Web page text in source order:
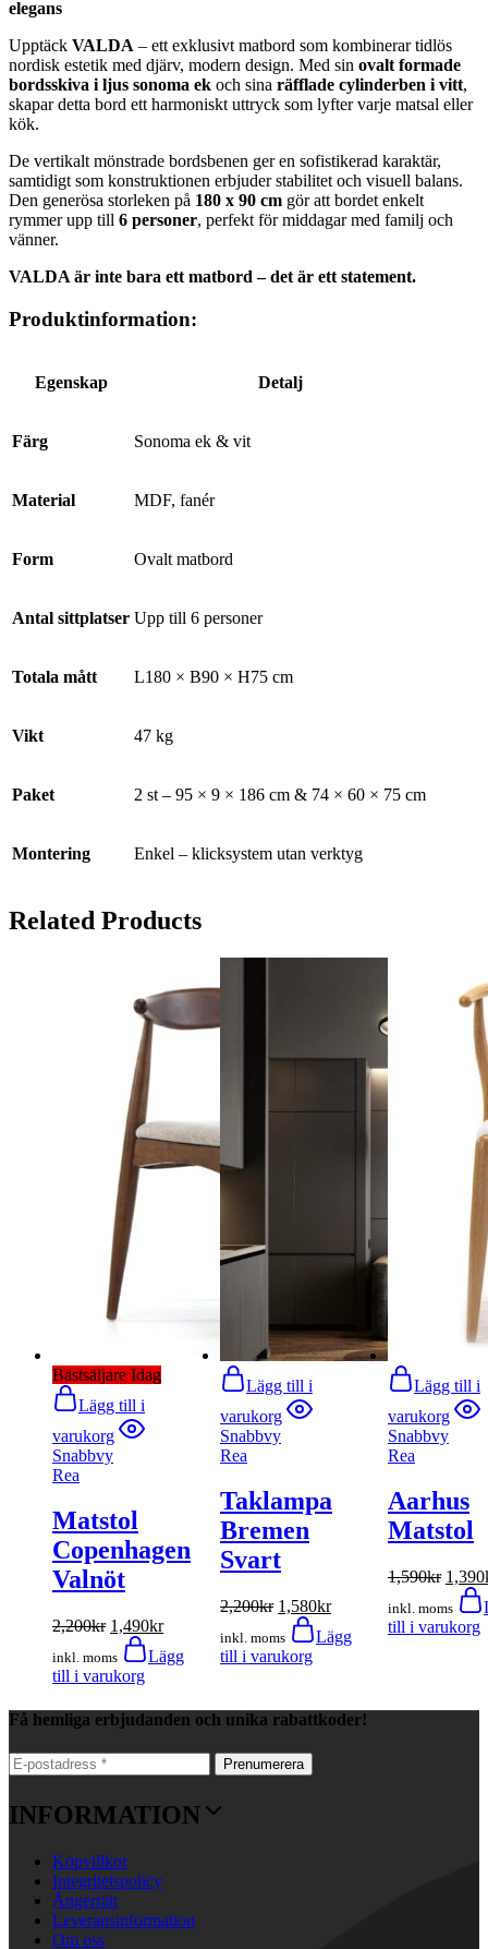
elegans
Upptäck VALDA – ett exklusivt matbord som kombinerar tidlös
nordisk estetik med djärv, modern design. Med sin ovalt formade
bordsskiva i ljus sonoma ek och sina räfflade cylinderben i vitt,
skapar detta bord ett harmoniskt uttryck som lyfter varje matsal eller
kök.
De vertikalt mönstrade bordsbenen ger en sofistikerad karaktär,
samtidigt som konstruktionen erbjuder stabilitet och visuell balans.
Den generösa storleken på 180 x 90 cm gör att bordet enkelt
rymmer upp till 6 personer, perfekt för middagar med familj och
vänner.
VALDA är inte bara ett matbord – det är ett statement.
Produktinformation:
Egenskap Detalj
Färg Sonoma ek & vit
Material MDF, fanér
Form Ovalt matbord
Antal sittplatser Upp till 6 personer
Totala mått L180 × B90 × H75 cm
Vikt 47 kg
Paket 2 st – 95 × 9 × 186 cm & 74 × 60 × 75 cm
Montering Enkel – klicksystem utan verktyg
Related Products
Bästsäljare Idag
Lägg till i
varukorg
Snabbvy
Rea
Matstol
Copenhagen
Valnöt
2,200kr 1,490kr
inkl. moms
Lägg
till i varukorg
Lägg till i
varukorg
Snabbvy
Rea
Taklampa
Bremen
Svart
2,200kr 1,580kr
inkl. moms
Lägg
till i varukorg
Lägg till i
varukorg
Snabbvy
Rea
Aarhus
Matstol
1,590kr 1,390
inkl. moms
till i varukorg
Få hemliga erbjudanden och unika rabattkoder!
INFORMATION
Köpvillkor
Integritetspolicy
Ångerrätt
Leveransinformation
Om oss